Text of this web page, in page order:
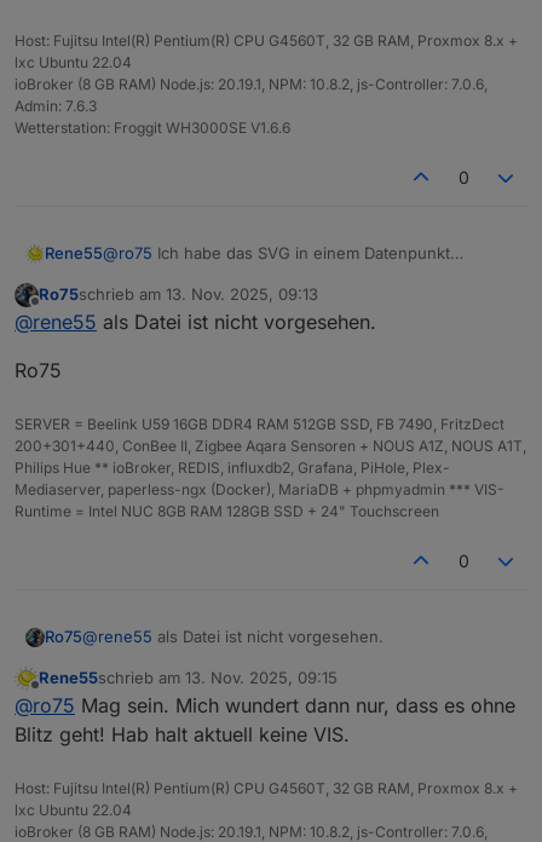
Host: Fujitsu Intel(R) Pentium(R) CPU G4560T, 32 GB RAM, Proxmox 8.x +
lxc Ubuntu 22.04
ioBroker (8 GB RAM) Node.js: 20.19.1, NPM: 10.8.2, js-Controller: 7.0.6,
Admin: 7.6.3
Wetterstation: Froggit WH3000SE V1.6.6
0
Rene55@ro75 Ich habe das SVG in einem Datenpunkt
gespeichert. Das konnte ich ohne Probleme im Firefox
öffnen. Als ich in einem zweiten Versuch dann den
Spoiler
richtig?
Offline
Ro75schrieb am 13. Nov. 2025, 09:13
zuletzt editiert von
@rene55 als Datei ist nicht vorgesehen.
Ro75
SERVER = Beelink U59 16GB DDR4 RAM 512GB SSD, FB 7490, FritzDect
200+301+440, ConBee II, Zigbee Aqara Sensoren + NOUS A1Z, NOUS A1T,
Philips Hue ** ioBroker, REDIS, influxdb2, Grafana, PiHole, Plex-
Mediaserver, paperless-ngx (Docker), MariaDB + phpmyadmin *** VIS-
Runtime = Intel NUC 8GB RAM 128GB SSD + 24" Touchscreen
0
Ro75@rene55 als Datei ist nicht vorgesehen.
Ro75
Offline
Rene55schrieb am 13. Nov. 2025, 09:15
zuletzt editiert von
@ro75 Mag sein. Mich wundert dann nur, dass es ohne
Blitz geht! Hab halt aktuell keine VIS.
Host: Fujitsu Intel(R) Pentium(R) CPU G4560T, 32 GB RAM, Proxmox 8.x +
lxc Ubuntu 22.04
ioBroker (8 GB RAM) Node.js: 20.19.1, NPM: 10.8.2, js-Controller: 7.0.6,